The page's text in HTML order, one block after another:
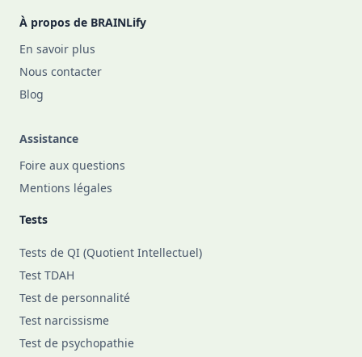
À propos de BRAINLify
En savoir plus
Nous contacter
Blog
Assistance
Foire aux questions
Mentions légales
Tests
Tests de QI (Quotient Intellectuel)
Test TDAH
Test de personnalité
Test narcissisme
Test de psychopathie